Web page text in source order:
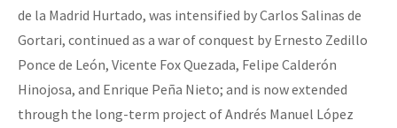
de la Madrid Hurtado, was intensified by Carlos Salinas de
Gortari, continued as a war of conquest by Ernesto Zedillo
Ponce de León, Vicente Fox Quezada, Felipe Calderón
Hinojosa, and Enrique Peña Nieto; and is now extended
through the long-term project of Andrés Manuel López